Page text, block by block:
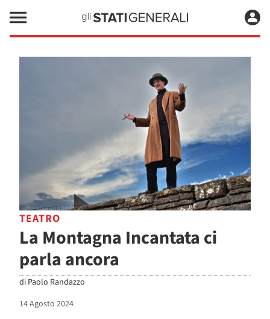
TEATRO
La Montagna Incantata ci
parla ancora
di Paolo Randazzo
14 Agosto 2024